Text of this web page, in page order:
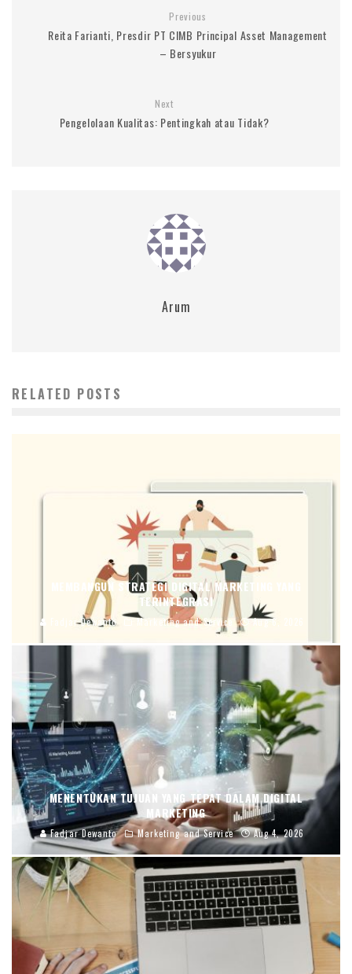
Previous
Reita Farianti, Presdir PT CIMB Principal Asset Management
– Bersyukur
Next
Pengelolaan Kualitas: Pentingkah atau Tidak?
Arum
RELATED POSTS
MEMBANGUN STRATEGI DIGITAL MARKETING YANG
TERINTEGRASI
Fadjar Dewanto Marketing and Service Aug 6, 2026
MENENTUKAN TUJUAN YANG TEPAT DALAM DIGITAL
MARKETING
Fadjar Dewanto Marketing and Service Aug 4, 2026